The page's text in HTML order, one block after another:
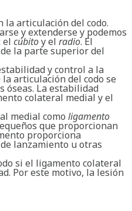
la articulación del codo.
y extenderse y podemos
el cúbitoy el radio. El
la parte superior del
y control a la
articulación del codo se
óseas. La estabilidad
colateral medial y el
medial como ligamento
que proporcionan
proporciona
lanzamiento u otras
si el ligamento colateral
Por este motivo, la lesión